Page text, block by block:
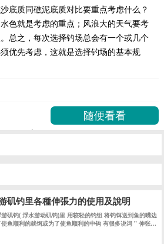
底质同礁泥底质对比要重点考虑什么？
色就是考虑的重点；风浪大的天气要考
总之，每次选择钓场总会有一个或几个
优先考虑，这就是选择钓场的基本规
矶钓里各種伸張力的使用及說明
游矶钓( 浮水游动矶钓)里 用较轻的钓组 将钓饵送到鱼的嘴边
使鱼顺利的就饵或为了使鱼顺利的中钩 有很多说词 " 伸张拉